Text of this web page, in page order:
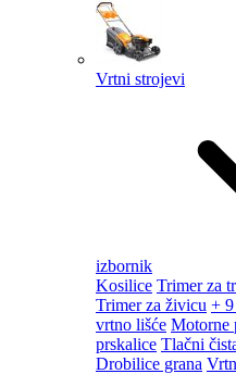
Vrtni strojevi
izbornik
Kosilice Trimer za
Trimer za živicu + 9
vrtno lišće Motorne
prskalice Tlačni
Drobilice grana